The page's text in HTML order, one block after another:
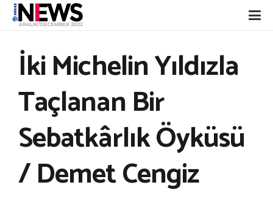
İki Michelin Yıldızla
Taçlanan Bir
Sebatkârlık Öyküsü
/ Demet Cengiz